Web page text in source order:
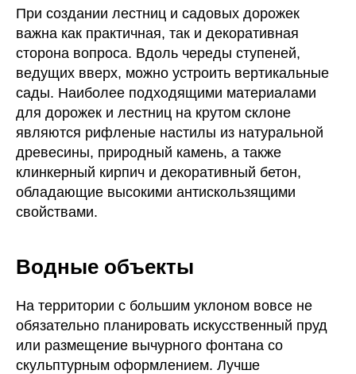
При создании лестниц и садовых дорожек
важна как практичная, так и декоративная
сторона вопроса. Вдоль череды ступеней,
ведущих вверх, можно устроить вертикальные
сады. Наиболее подходящими материалами
для дорожек и лестниц на крутом склоне
являются рифленые настилы из натуральной
древесины, природный камень, а также
клинкерный кирпич и декоративный бетон,
обладающие высокими антискользящими
свойствами.
Водные объекты
На территории с большим уклоном вовсе не
обязательно планировать искусственный пруд
или размещение вычурного фонтана со
скульптурным оформлением. Лучше